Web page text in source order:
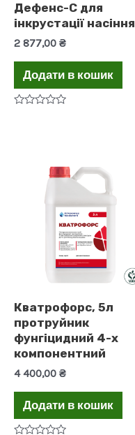
Дефенс-С для
інкрустації насіння
2 877,00 ₴
Додати в кошик
Кватрофорс, 5л
протруйник
фунгіцидний 4-х
компонентний
4 400,00 ₴
Додати в кошик